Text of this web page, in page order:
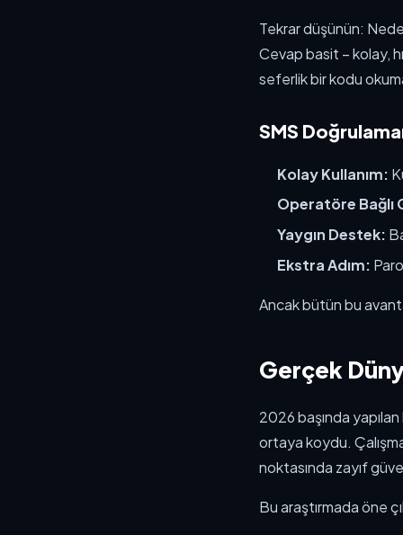
Tekrar düşünün:
Cevap basit – kolay,
seferlik bir kodu
SMS
Kolay Kullanım:
Operatöre Bağlı
Yaygın Destek:
Ekstra Adım:
Ancak bütün bu
Gerçek
2026 başında
ortaya koydu.
noktasında zayıf
Bu araştırmada öne